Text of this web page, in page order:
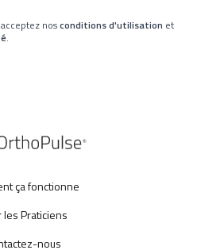
nosconditions d'utilisation et
.
ça fonctionne
les Praticiens
nous